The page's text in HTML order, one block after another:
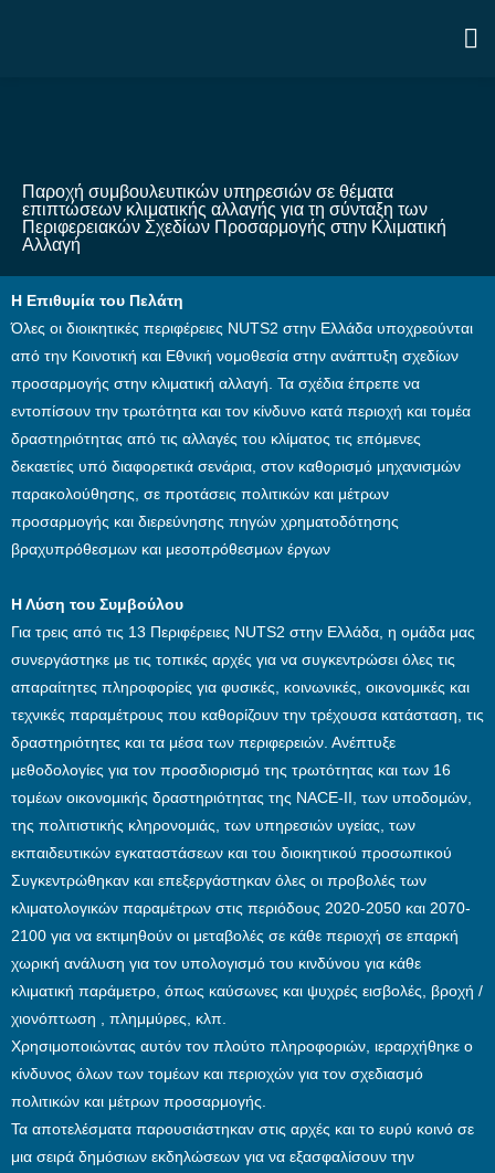
Παροχή συμβουλευτικών υπηρεσιών σε θέματα
επιπτώσεων κλιματικής αλλαγής για τη σύνταξη των
Περιφερειακών Σχεδίων Προσαρμογής στην Κλιματική
Αλλαγή
Η Επιθυμία του Πελάτη
Όλες οι διοικητικές περιφέρειες NUTS2 στην Ελλάδα υποχρεούνται
από την Κοινοτική και Εθνική νομοθεσία στην ανάπτυξη σχεδίων
προσαρμογής στην κλιματική αλλαγή. Τα σχέδια έπρεπε να
εντοπίσουν την τρωτότητα και τον κίνδυνο κατά περιοχή και τομέα
δραστηριότητας από τις αλλαγές του κλίματος τις επόμενες
δεκαετίες υπό διαφορετικά σενάρια, στον καθορισμό μηχανισμών
παρακολούθησης, σε προτάσεις πολιτικών και μέτρων
προσαρμογής και διερεύνησης πηγών χρηματοδότησης
βραχυπρόθεσμων και μεσοπρόθεσμων έργων
Η Λύση του Συμβούλου
Για τρεις από τις 13 Περιφέρειες NUTS2 στην Ελλάδα, η ομάδα μας
συνεργάστηκε με τις τοπικές αρχές για να συγκεντρώσει όλες τις
απαραίτητες πληροφορίες για φυσικές, κοινωνικές, οικονομικές και
τεχνικές παραμέτρους που καθορίζουν την τρέχουσα κατάσταση, τις
δραστηριότητες και τα μέσα των περιφερειών. Ανέπτυξε
μεθοδολογίες για τον προσδιορισμό της τρωτότητας και των 16
τομέων οικονομικής δραστηριότητας της NACE-II, των υποδομών,
της πολιτιστικής κληρονομιάς, των υπηρεσιών υγείας, των
εκπαιδευτικών εγκαταστάσεων και του διοικητικού προσωπικού
Συγκεντρώθηκαν και επεξεργάστηκαν όλες οι προβολές των
κλιματολογικών παραμέτρων στις περιόδους 2020-2050 και 2070-
2100 για να εκτιμηθούν οι μεταβολές σε κάθε περιοχή σε επαρκή
χωρική ανάλυση για τον υπολογισμό του κινδύνου για κάθε
κλιματική παράμετρο, όπως καύσωνες και ψυχρές εισβολές, βροχή /
χιονόπτωση , πλημμύρες, κλπ.
Χρησιμοποιώντας αυτόν τον πλούτο πληροφοριών, ιεραρχήθηκε ο
κίνδυνος όλων των τομέων και περιοχών για τον σχεδιασμό
πολιτικών και μέτρων προσαρμογής.
Τα αποτελέσματα παρουσιάστηκαν στις αρχές και το ευρύ κοινό σε
μια σειρά δημόσιων εκδηλώσεων για να εξασφαλίσουν την